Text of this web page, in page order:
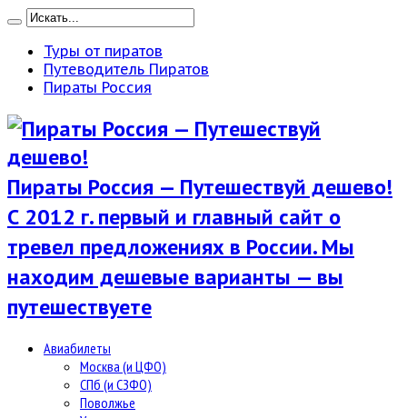
Туры от пиратов
Путеводитель Пиратов
Пираты Россия
Пираты Россия — Путешествуй дешево!
С 2012 г. первый и главный сайт о
тревел предложениях в России. Мы
находим дешевые варианты — вы
путешествуете
Авиабилеты
Москва (и ЦФО)
СПб (и СЗФО)
Поволжье